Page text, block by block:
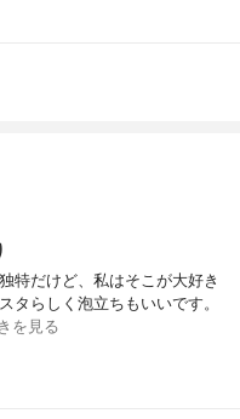
特だけど、私はそこが大好き
タらしく泡立ちもいいです。
を見る